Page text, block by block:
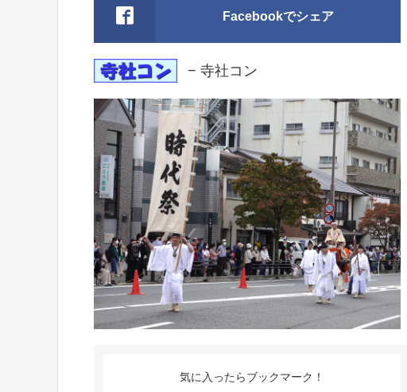
Facebookでシェア
− 寺社コン
気に入ったらブックマーク！